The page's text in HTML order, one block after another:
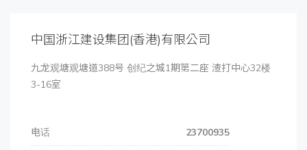
中国浙江建设集团(香港)有限公司
九龙观塘观塘道388号 创纪之城1期第二座 渣打中心32楼
3-16室
电话
23700935